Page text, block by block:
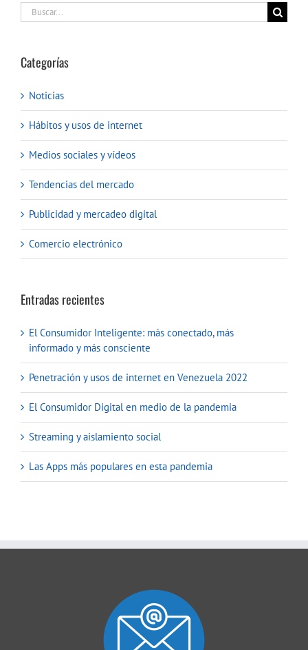
Buscar:
Categorías
Noticias
Hábitos y usos de internet
Medios sociales y vídeos
Tendencias del mercado
Publicidad y mercadeo digital
Comercio electrónico
Entradas recientes
El Consumidor Inteligente: más conectado, más
informado y más consciente
Penetración y usos de internet en Venezuela 2022
El Consumidor Digital en medio de la pandemia
Streaming y aislamiento social
Las Apps más populares en esta pandemia